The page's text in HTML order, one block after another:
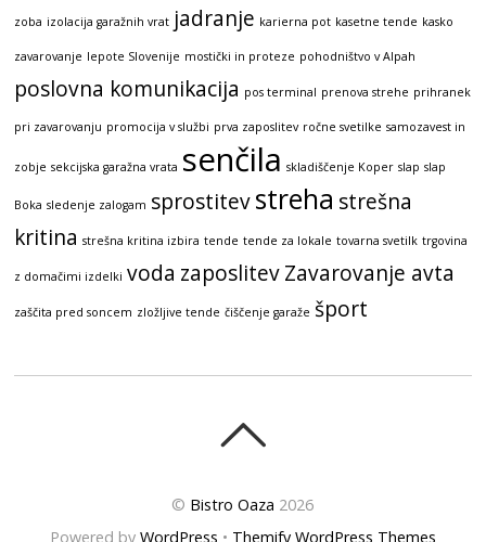
zoba izolacija garažnih vrat jadranje karierna pot kasetne tende kasko
zavarovanje lepote Slovenije mostički in proteze pohodništvo v Alpah
poslovna komunikacija pos terminal prenova strehe prihranek
pri zavarovanju promocija v službi prva zaposlitev ročne svetilke samozavest in
zobje sekcijska garažna vrata senčila skladiščenje Koper slap slap
Boka sledenje zalogam sprostitevstreha strešna
kritina strešna kritina izbira tende tende za lokale tovarna svetilk trgovina
z domačimi izdelki voda zaposlitevZavarovanje avta
zaščita pred soncem zložljive tende čiščenje garaže šport
© Bistro Oaza 2026
Powered by WordPress • Themify WordPress Themes